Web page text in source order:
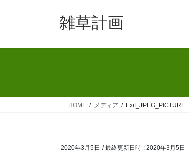
雑草計画
HOME メディア Exif_JPEG_PICTURE
2020年3月5日 / 最終更新日時 : 2020年3月5日